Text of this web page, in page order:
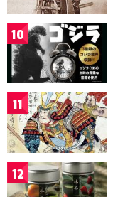
10
11
12